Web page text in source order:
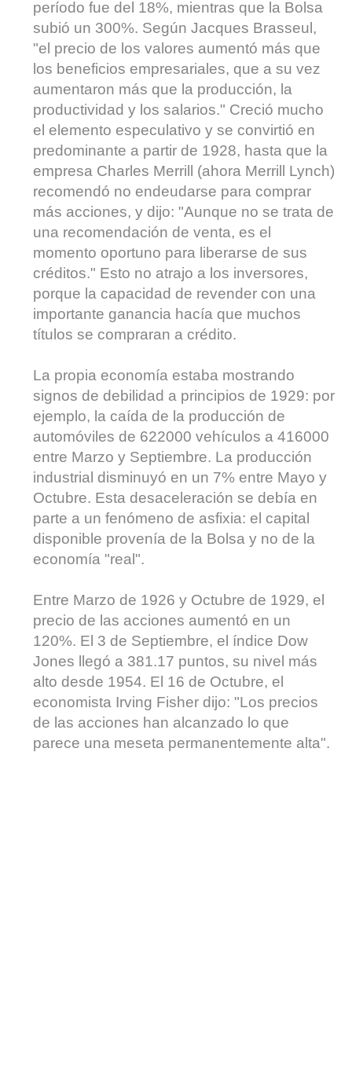
período fue del 18%, mientras que la Bolsa
subió un 300%. Según Jacques Brasseul,
"el precio de los valores aumentó más que
los beneficios empresariales, que a su vez
aumentaron más que la producción, la
productividad y los salarios." Creció mucho
el elemento especulativo y se convirtió en
predominante a partir de 1928, hasta que la
empresa Charles Merrill (ahora Merrill Lynch)
recomendó no endeudarse para comprar
más acciones, y dijo: "Aunque no se trata de
una recomendación de venta, es el
momento oportuno para liberarse de sus
créditos." Esto no atrajo a los inversores,
porque la capacidad de revender con una
importante ganancia hacía que muchos
títulos se compraran a crédito.
La propia economía estaba mostrando
signos de debilidad a principios de 1929: por
ejemplo, la caída de la producción de
automóviles de 622000 vehículos a 416000
entre Marzo y Septiembre. La producción
industrial disminuyó en un 7% entre Mayo y
Octubre. Esta desaceleración se debía en
parte a un fenómeno de asfixia: el capital
disponible provenía de la Bolsa y no de la
economía "real".
Entre Marzo de 1926 y Octubre de 1929, el
precio de las acciones aumentó en un
120%. El 3 de Septiembre, el índice Dow
Jones llegó a 381.17 puntos, su nivel más
alto desde 1954. El 16 de Octubre, el
economista Irving Fisher dijo: "Los precios
de las acciones han alcanzado lo que
parece una meseta permanentemente alta".